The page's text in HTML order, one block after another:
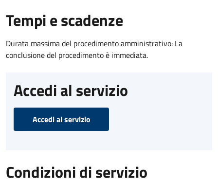
Tempi e scadenze
Durata massima del procedimento amministrativo: La
conclusione del procedimento è immediata.
Accedi al servizio
Accedi al servizio
Condizioni di servizio